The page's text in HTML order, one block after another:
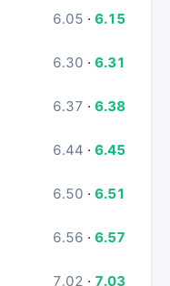
6.05 · 6.15
6.30 · 6.31
6.37 · 6.38
6.44 · 6.45
6.50 · 6.51
6.56 · 6.57
7.02 · 7.03